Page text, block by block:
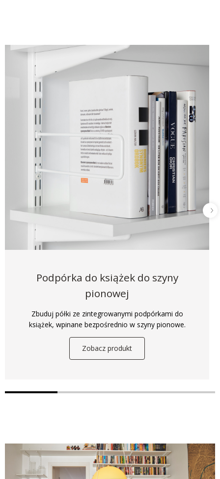
Podpórka do książek do szyny
pionowej
Zbuduj półki ze zintegrowanymi podpórkami do
książek, wpinane bezpośrednio w szyny pionowe.
Zobacz produkt